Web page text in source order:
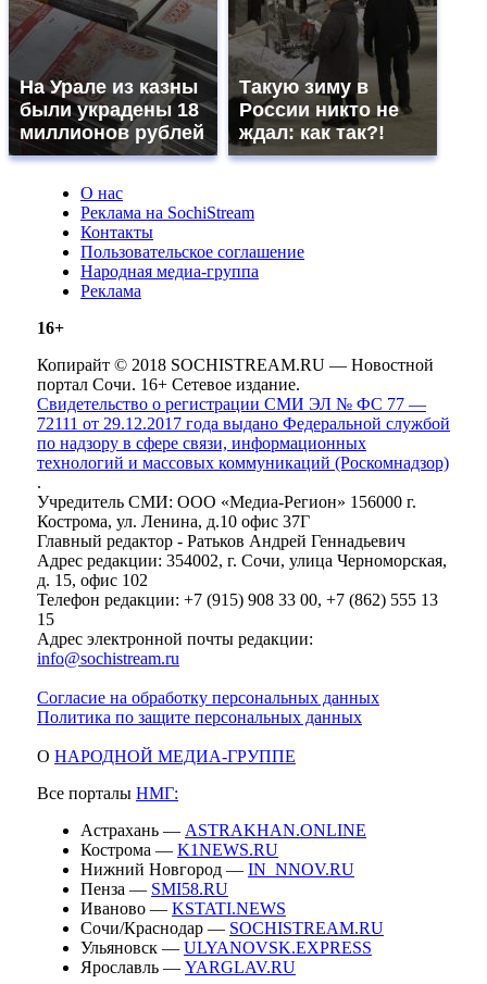
На Урале из казны
были украдены 18
миллионов рублей
Такую зиму в
России никто не
ждал: как так?!
О нас
Реклама на SochiStream
Контакты
Пользовательское соглашение
Народная медиа-группа
Реклама
16+
Копирайт © 2018 SOCHISTREAM.RU — Новостной
портал Сочи. 16+ Сетевое издание.
Свидетельство о регистрации СМИ ЭЛ № ФС 77 —
72111 от 29.12.2017 года выдано Федеральной службой
по надзору в сфере связи, информационных
технологий и массовых коммуникаций (Роскомнадзор)
.
Учредитель СМИ: ООО «Медиа-Регион» 156000 г.
Кострома, ул. Ленина, д.10 офис 37Г
Главный редактор - Ратьков Андрей Геннадьевич
Адрес редакции: 354002, г. Сочи, улица Черноморская,
д. 15, офис 102
Телефон редакции: +7 (915) 908 33 00, +7 (862) 555 13
15
Адрес электронной почты редакции:
info@sochistream.ru
Согласие на обработку персональных данных
Политика по защите персональных данных
О НАРОДНОЙ МЕДИА-ГРУППЕ
Все порталы НМГ:
Астрахань — ASTRAKHAN.ONLINE
Кострома — K1NEWS.RU
Нижний Новгород — IN_NNOV.RU
Пенза — SMI58.RU
Иваново — KSTATI.NEWS
Сочи/Краснодар — SOCHISTREAM.RU
Ульяновск — ULYANOVSK.EXPRESS
Ярославль — YARGLAV.RU